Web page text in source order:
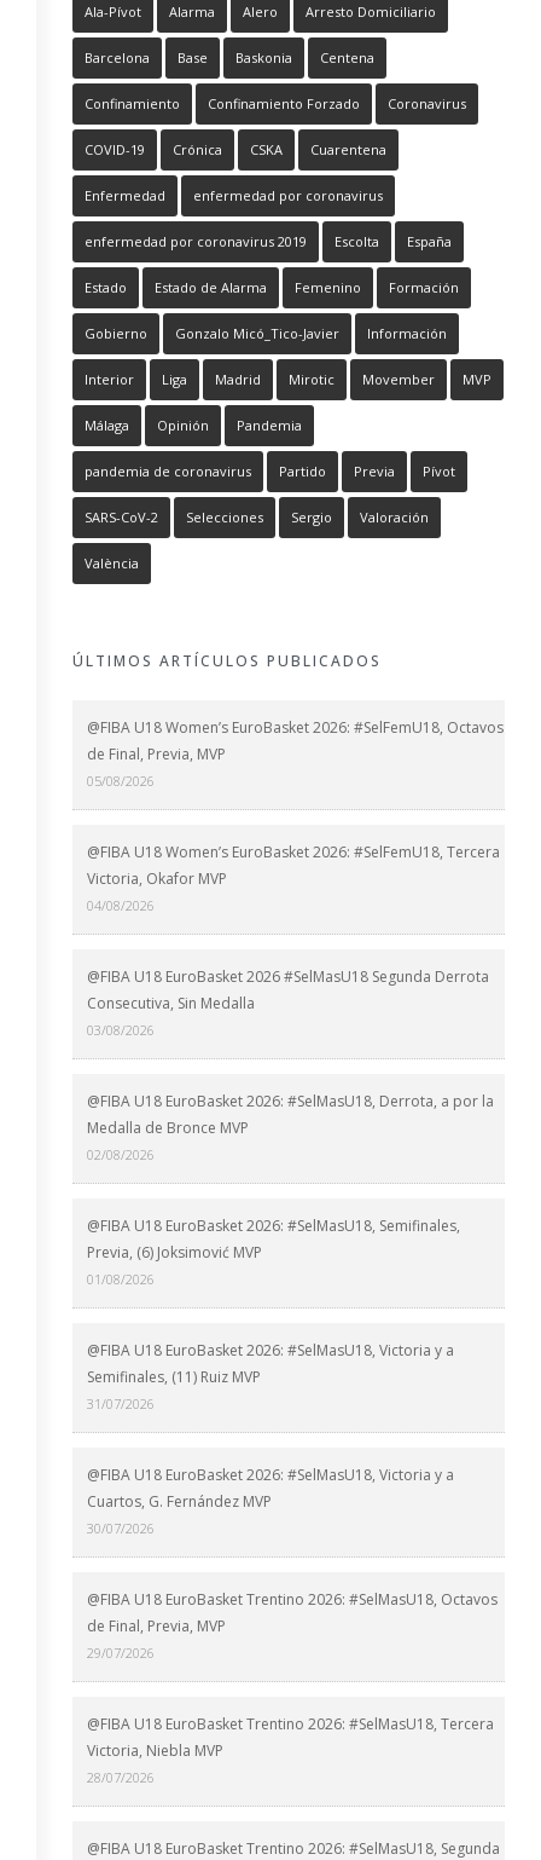
Ala-Pívot Alarma Alero Arresto Domiciliario
Barcelona Base Baskonia Centena
Confinamiento Confinamiento Forzado Coronavirus
COVID-19 Crónica CSKA Cuarentena
Enfermedad enfermedad por coronavirus
enfermedad por coronavirus 2019 Escolta España
Estado Estado de Alarma Femenino Formación
Gobierno Gonzalo Micó_Tico-Javier Información
Interior Liga Madrid Mirotic Movember MVP
Málaga Opinión Pandemia
pandemia de coronavirus Partido Previa Pívot
SARS-CoV-2 Selecciones Sergio Valoración
València
ÚLTIMOS ARTÍCULOS PUBLICADOS
@FIBA U18 Women’s EuroBasket 2026: #SelFemU18, Octavos
de Final, Previa, MVP
05/08/2026
@FIBA U18 Women’s EuroBasket 2026: #SelFemU18, Tercera
Victoria, Okafor MVP
04/08/2026
@FIBA U18 EuroBasket 2026 #SelMasU18 Segunda Derrota
Consecutiva, Sin Medalla
03/08/2026
@FIBA U18 EuroBasket 2026: #SelMasU18, Derrota, a por la
Medalla de Bronce MVP
02/08/2026
@FIBA U18 EuroBasket 2026: #SelMasU18, Semifinales,
Previa, (6) Joksimović MVP
01/08/2026
@FIBA U18 EuroBasket 2026: #SelMasU18, Victoria y a
Semifinales, (11) Ruiz MVP
31/07/2026
@FIBA U18 EuroBasket 2026: #SelMasU18, Victoria y a
Cuartos, G. Fernández MVP
30/07/2026
@FIBA U18 EuroBasket Trentino 2026: #SelMasU18, Octavos
de Final, Previa, MVP
29/07/2026
@FIBA U18 EuroBasket Trentino 2026: #SelMasU18, Tercera
Victoria, Niebla MVP
28/07/2026
@FIBA U18 EuroBasket Trentino 2026: #SelMasU18, Segunda